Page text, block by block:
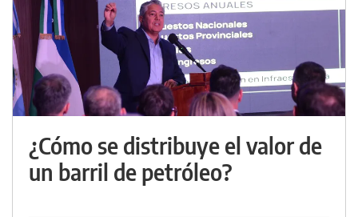
¿Cómo se distribuye el valor de
un barril de petróleo?